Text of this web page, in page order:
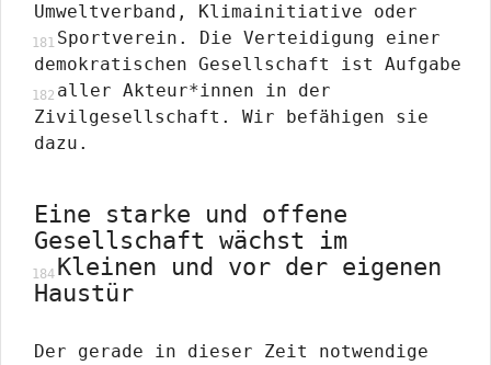
Umweltverband, Klimainitiative oder
Sportverein. Die Verteidigung einer
demokratischen Gesellschaft ist Aufgabe
aller Akteur*innen in der
Zivilgesellschaft. Wir befähigen sie
dazu.
Eine starke und offene
Gesellschaft wächst im
Kleinen und vor der eigenen
Haustür
Der gerade in dieser Zeit notwendige